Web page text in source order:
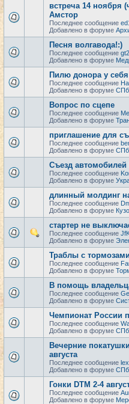
встреча 14 ноября
Амстор
Последнее сообщение
Добавлено в форуме
Песня волгавода!:)
Последнее сообщение
Добавлено в форуме
Пилю донора у себя
Последнее сообщение
Добавлено в форуме СПб
Вопрос по сцепе
Последнее сообщение
Добавлено в форуме
приглашение для
Последнее сообщение
Добавлено в форуме СПб
Съезд
Последнее сообщение
Добавлено в форуме
длинный молдинг
Последнее сообщение
Добавлено в форуме
стартер не
Последнее сообщение
Добавлено в форуме
Траблы с тормозами
Последнее сообщение
Добавлено в форуме
В помощь
Последнее сообщение
Добавлено в форуме
Чемпионат России
Последнее сообщение
Добавлено в форуме СПб
Вечерние
августа
Последнее сообщение
Добавлено в форуме СПб
Гонки DTM 2-4
Последнее сообщение
Добавлено в форуме